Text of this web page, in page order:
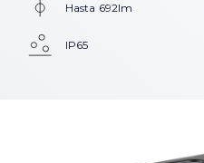
Hasta 692lm
IP65